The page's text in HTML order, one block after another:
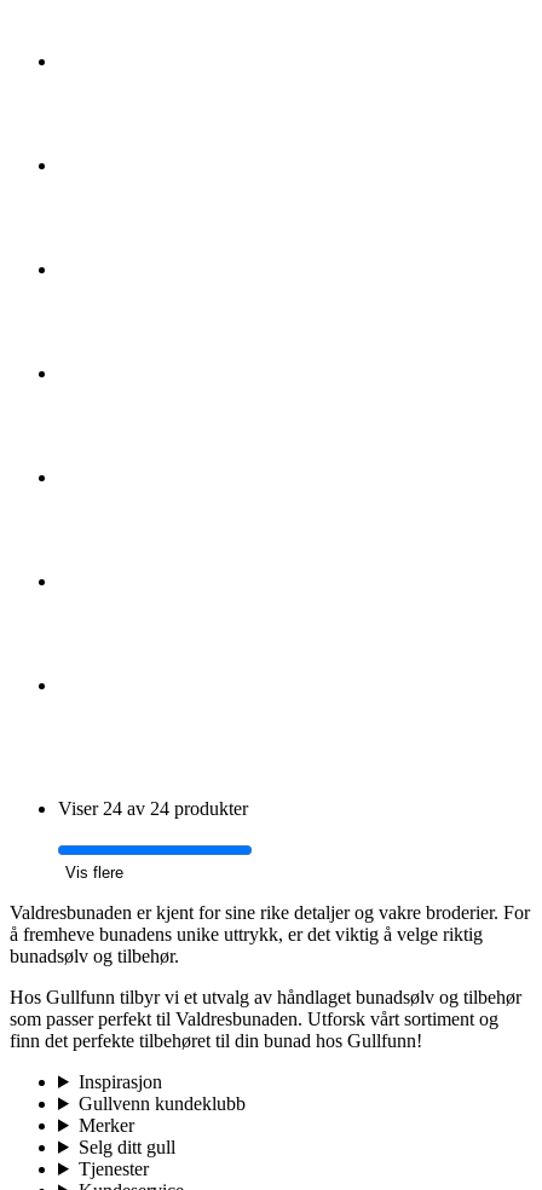
Viser 24 av 24 produkter
Vis flere
Valdresbunaden er kjent for sine rike detaljer og vakre broderier. For
å fremheve bunadens unike uttrykk, er det viktig å velge riktig
bunadsølv og tilbehør.
Hos Gullfunn tilbyr vi et utvalg av håndlaget bunadsølv og tilbehør
som passer perfekt til Valdresbunaden. Utforsk vårt sortiment og
finn det perfekte tilbehøret til din bunad hos Gullfunn!
Inspirasjon
Gullvenn kundeklubb
Merker
Selg ditt gull
Tjenester